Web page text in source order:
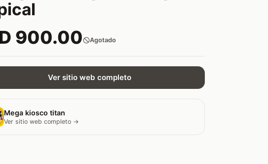
900.00 Agotado
Ver sitio web completo
Mega kiosco titan
Ver sitio web completo →